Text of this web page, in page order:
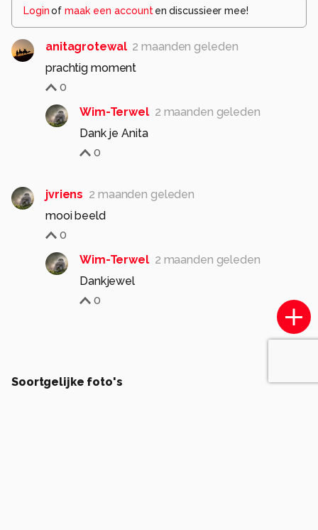
Loginof maak een account en discussieer mee!
anitagrotewal 2 maanden geleden
0
Wim-Terwel 2 maanden geleden
Dank je Anita
0
jvriens 2 maanden geleden
mooi beeld
0
Wim-Terwel 2 maanden geleden
Dankjewel
0
Soortgelijke foto's